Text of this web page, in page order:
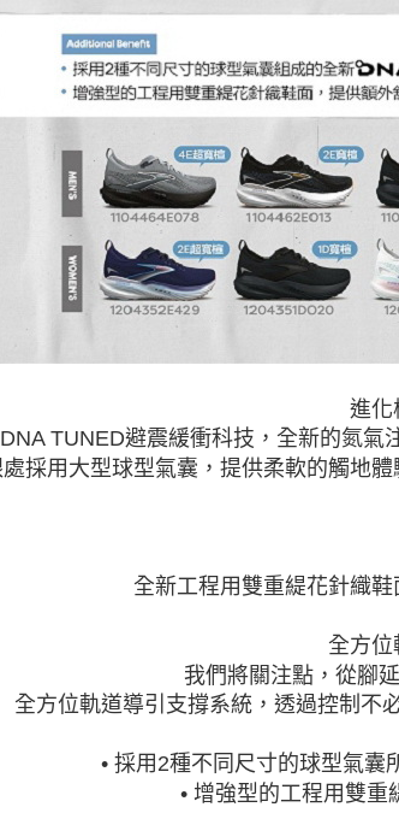
進化
DNA TUNED避震緩衝科技，全新的氮氣
採用大型球型氣囊，提供柔軟的觸地
全新工程用雙重緹花針織
全方位
我們將關注點，從腳
全方位軌道導引支撐系統，透過控制不
• 採用2種不同尺寸的球型氣囊
• 增強型的工程用雙重